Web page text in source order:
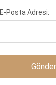
E-Posta Adresi: